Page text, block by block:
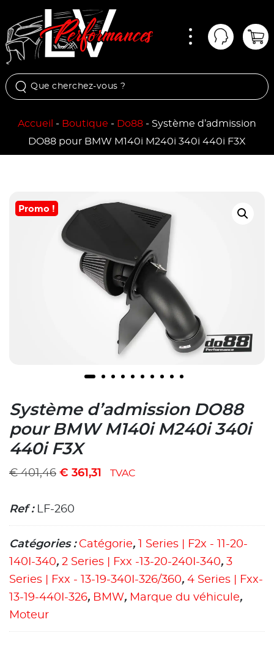
Mon
Accueil - Boutique - Do88 - Système d’admission
DO88 pour BMW M140i M240i 340i 440i F3X
Promo !
Système d’admission DO88
pour BMW M140i M240i 340i
440i F3X
€401,46 € 361,31 TVAC
Ref : LF-260
Catégories : Catégorie,
1 Series | F2x - 11-20-
140I-340, 2 Series | Fxx -13-20-240I-340, 3
Series | Fxx - 13-19-340I-326/360, 4 Series | Fxx-
13-19-440I-326, BMW, Marque du véhicule,
Moteur